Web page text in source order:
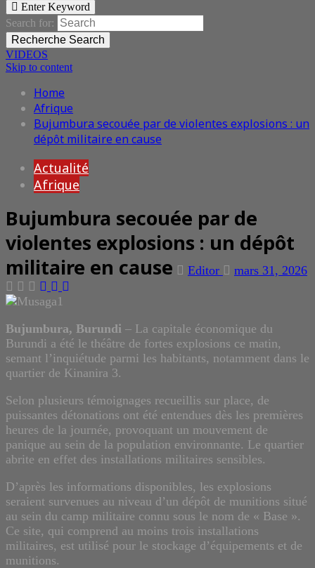
Enter Keyword
Search for:
Recherche Search
VIDEOS
Skip to content
Home
Afrique
Bujumbura secouée par de violentes explosions : un
dépôt militaire en cause
Actualité
Afrique
Bujumbura secouée par de
violentes explosions : un dépôt
militaire en cause
Editor mars 31, 2026
Bujumbura, Burundi – La capitale économique du
Burundi a été le théâtre de fortes explosions ce matin,
semant l’inquiétude parmi les habitants, notamment dans le
quartier de Kinanira 3.
Selon plusieurs témoignages recueillis sur place, de
puissantes détonations ont été entendues dès les premières
heures de la journée, provoquant un mouvement de
panique au sein de la population environnante. Le quartier
abrite en effet des installations militaires sensibles.
D’après les informations disponibles, les explosions
seraient survenues au niveau d’un dépôt de munitions situé
au sein du camp militaire connu sous le nom de « Base ».
Ce site, qui comprend au moins trois installations
militaires, est utilisé pour le stockage d’équipements et de
munitions.